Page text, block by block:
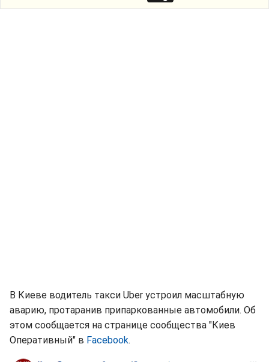
В Киеве водитель такси Uber устроил масштабную
аварию, протаранив припаркованные автомобили. Об
этом сообщается на странице сообщества "Киев
Оперативный" в Facebook.